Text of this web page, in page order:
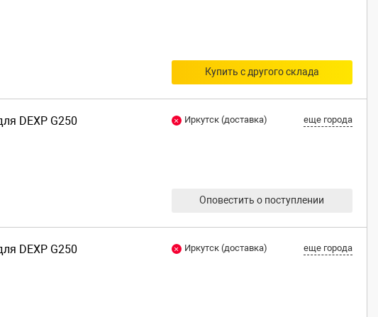
Купить с другого склада
DEXP G250 Иркутск (доставка) еще города
Оповестить о поступлении
DEXP G250 Иркутск (доставка) еще города